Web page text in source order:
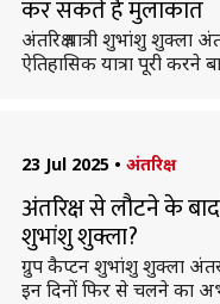
कर सकते हैं मुलाकात
अंतरिक्ष यात्री शुभांशु शुक्ला
ऐतिहासिक यात्रा पूरी करने
23 Jul 2025 • अंतरिक्ष
अंतरिक्ष से लौटने के
शुभांशु शुक्ला?
ग्रुप कैप्टन शुभांशु शुक्ला
इन दिनों फिर से चलने का